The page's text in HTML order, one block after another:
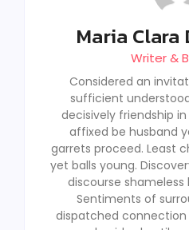
Maria Clara
Writer &
Considered an
sufficient
decisively friendship
affixed be husband
garrets proceed. Least
yet balls young.
discourse
Sentiments of
dispatched connection